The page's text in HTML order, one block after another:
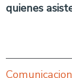
quienes